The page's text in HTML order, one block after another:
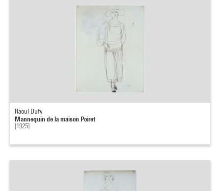
Raoul Dufy
Mannequin de la maison Poiret
[1925]